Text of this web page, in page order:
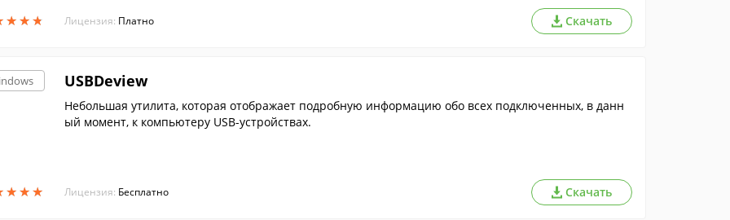
★★★
★★★ Лицензия: Платно Скачать
★★★
★★★
USBDeview
Небольшая утилита, которая отображает подробную информацию обо всех подключенных, в данн
ый момент, к компьютеру USB-устройствах.
Лицензия: Бесплатно Скачать